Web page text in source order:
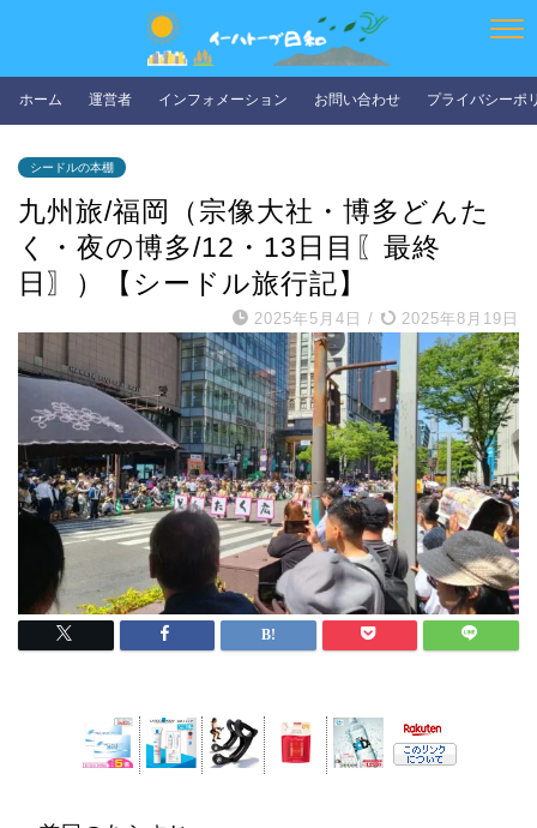
ホーム 運営者 インフォメーション お問い合わせ プライバシーポ
シードルの本棚
九州旅/福岡（宗像大社・博多どんた
く・夜の博多/12・13日目〖最終
日〗）【シードル旅行記】
2025年5月4日 / 2025年8月19日